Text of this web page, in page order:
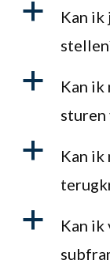
a
Kan ik
a
Kan ik
sturen
a
Kan ik
a
Kan